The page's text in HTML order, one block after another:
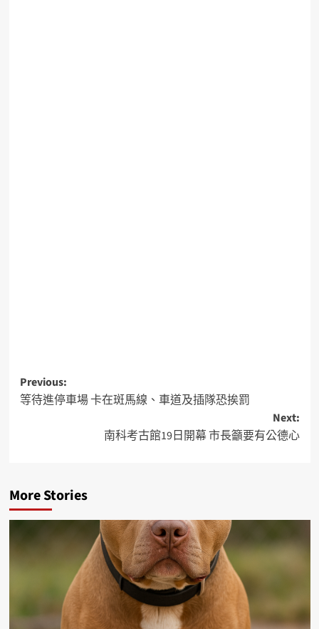
Previous:
等待進停車場 卡在斑馬線、車道及插隊恐挨罰
Next:
南科考古館19日開幕 市長籲要有公德心
More Stories